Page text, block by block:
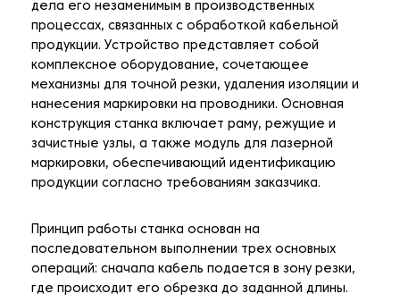
дела его незаменимым в производственных
процессах, связанных с обработкой кабельной
продукции. Устройство представляет собой
комплексное оборудование, сочетающее
механизмы для точной резки, удаления изоляции и
нанесения маркировки на проводники. Основная
конструкция станка включает раму, режущие и
зачистные узлы, а также модуль для лазерной
маркировки, обеспечивающий идентификацию
продукции согласно требованиям заказчика.
Принцип работы станка основан на
последовательном выполнении трех основных
операций: сначала кабель подается в зону резки,
где происходит его обрезка до заданной длины.